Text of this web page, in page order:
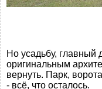
Но усадьбу, главный
оригинальным
вернуть. Парк,
- всё, что осталось.